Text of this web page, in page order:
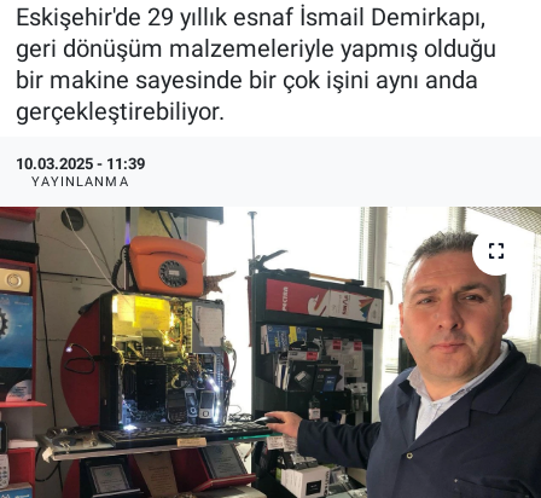
Eskişehir'de 29 yıllık esnaf İsmail Demirkapı,
geri dönüşüm malzemeleriyle yapmış olduğu
bir makine sayesinde bir çok işini aynı anda
gerçekleştirebiliyor.
10.03.2025 - 11:39
YAYINLANMA
Sağlık
Alış-Veriş/İş dünyası
Ekonomi
Kültür Sanat
Politika
Bilecik
Kütahya
Gezi
Genel
Çevre
Haber Arşivi